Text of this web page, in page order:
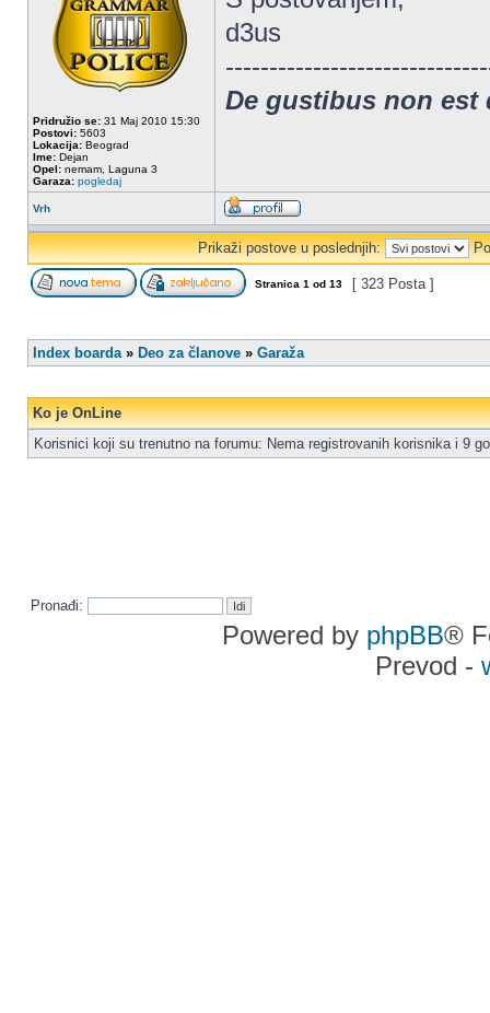
Pridružio se: 31 Maj 2010 15:30
Postovi: 5603
Lokacija: Beograd
Ime: Dejan
Opel: nemam, Laguna 3
Garaza: pogledaj
d3us
De gustibus non est
Vrh
Prikaži postove u poslednjih:
Stranica 1 od 13 [ 323 Posta ]
Index boarda» Deo za članove » Garaža
Ko je OnLine
Korisnici koji su trenutno na forumu: Nema registrovanih korisnika i 9
Pronađi:
Powered by phpBB®
Prevod -